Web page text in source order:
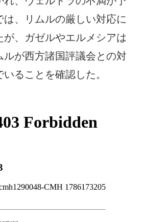
、リムルの厳しい対応に
、ガゼルやエルメシアは
ルが西方諸国評議会との対
ることを確認した。